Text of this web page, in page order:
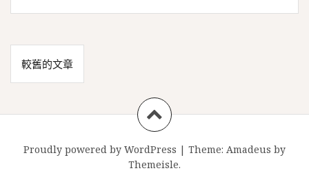
文
章
覽
較舊的文章
Proudly powered by WordPress | Theme: Amadeus by
Themeisle.